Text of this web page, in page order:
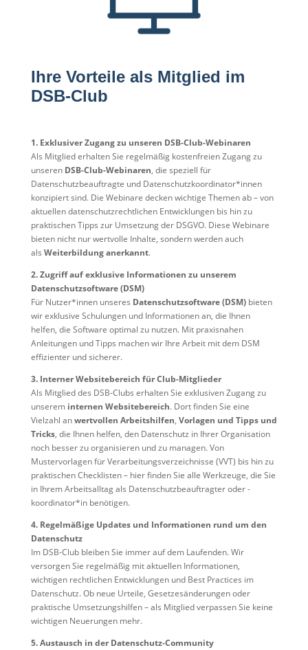
Ihre Vorteile als Mitglied im
DSB-Club
1. Exklusiver Zugang zu unseren DSB-Club-Webinaren
Als Mitglied erhalten Sie regelmäßig kostenfreien Zugang zu
unseren DSB-Club-Webinaren, die speziell für
Datenschutzbeauftragte und Datenschutzkoordinator*innen
konzipiert sind. Die Webinare decken wichtige Themen ab – von
aktuellen datenschutzrechtlichen Entwicklungen bis hin zu
praktischen Tipps zur Umsetzung der DSGVO. Diese Webinare
bieten nicht nur wertvolle Inhalte, sondern werden auch
als Weiterbildung anerkannt.
2. Zugriff auf exklusive Informationen zu unserem
Datenschutzsoftware (DSM)
Für Nutzer*innen unseres Datenschutzsoftware (DSM) bieten
wir exklusive Schulungen und Informationen an, die Ihnen
helfen, die Software optimal zu nutzen. Mit praxisnahen
Anleitungen und Tipps machen wir Ihre Arbeit mit dem DSM
effizienter und sicherer.
3. Interner Websitebereich für Club-Mitglieder
Als Mitglied des DSB-Clubs erhalten Sie exklusiven Zugang zu
unserem internen Websitebereich. Dort finden Sie eine
Vielzahl anwertvollen Arbeitshilfen, Vorlagen und Tipps und
Tricks, die Ihnen helfen, den Datenschutz in Ihrer Organisation
noch besser zu organisieren und zu managen. Von
Mustervorlagen für Verarbeitungsverzeichnisse (VVT) bis hin zu
praktischen Checklisten – hier finden Sie alle Werkzeuge, die Sie
in Ihrem Arbeitsalltag als Datenschutzbeauftragter oder -
koordinator*in benötigen.
4. Regelmäßige Updates und Informationen rund um den
Datenschutz
Im DSB-Club bleiben Sie immer auf dem Laufenden. Wir
versorgen Sie regelmäßig mit aktuellen Informationen,
wichtigen rechtlichen Entwicklungen und Best Practices im
Datenschutz. Ob neue Urteile, Gesetzesänderungen oder
praktische Umsetzungshilfen – als Mitglied verpassen Sie keine
wichtigen Neuerungen mehr.
5. Austausch in der Datenschutz-Community